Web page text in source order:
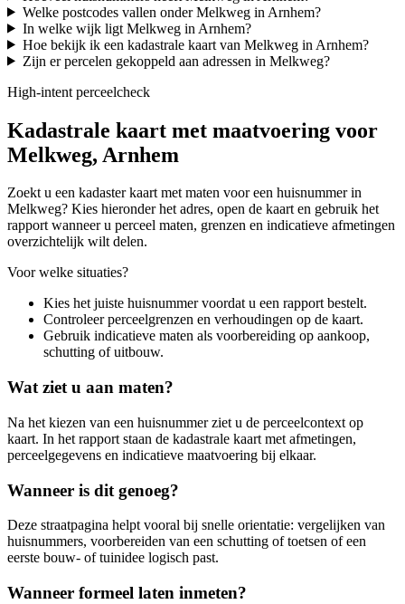
Welke postcodes vallen onder Melkweg in Arnhem?
In welke wijk ligt Melkweg in Arnhem?
Hoe bekijk ik een kadastrale kaart van Melkweg in Arnhem?
Zijn er percelen gekoppeld aan adressen in Melkweg?
High-intent perceelcheck
Kadastrale kaart met maatvoering voor
Melkweg, Arnhem
Zoekt u een kadaster kaart met maten voor een huisnummer in
Melkweg? Kies hieronder het adres, open de kaart en gebruik het
rapport wanneer u perceel maten, grenzen en indicatieve afmetingen
overzichtelijk wilt delen.
Voor welke situaties?
Kies het juiste huisnummer voordat u een rapport bestelt.
Controleer perceelgrenzen en verhoudingen op de kaart.
Gebruik indicatieve maten als voorbereiding op aankoop,
schutting of uitbouw.
Wat ziet u aan maten?
Na het kiezen van een huisnummer ziet u de perceelcontext op
kaart. In het rapport staan de kadastrale kaart met afmetingen,
perceelgegevens en indicatieve maatvoering bij elkaar.
Wanneer is dit genoeg?
Deze straatpagina helpt vooral bij snelle orientatie: vergelijken van
huisnummers, voorbereiden van een schutting of toetsen of een
eerste bouw- of tuinidee logisch past.
Wanneer formeel laten inmeten?